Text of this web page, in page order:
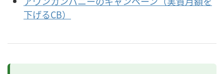
下げるCB）